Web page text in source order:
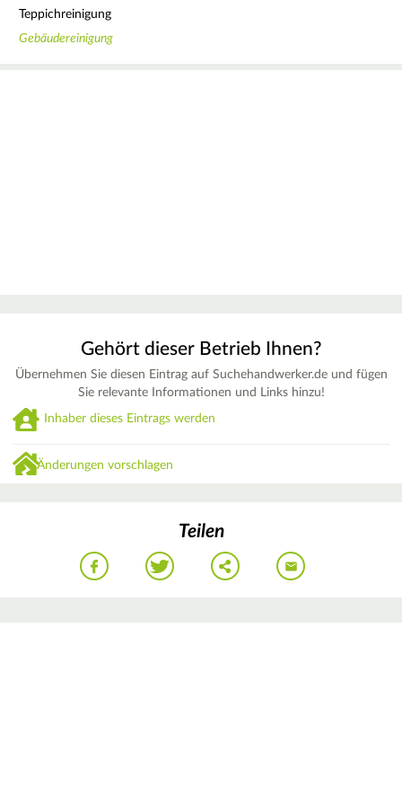
Teppichreinigung
Gebäudereinigung
Gehört dieser Betrieb Ihnen?
Übernehmen Sie diesen Eintrag auf Suchehandwerker.de und fügen
Sie relevante Informationen und Links hinzu!
Inhaber dieses Eintrags werden
Änderungen vorschlagen
Teilen